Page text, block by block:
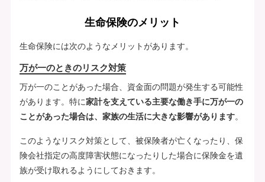
生命保険のメリット
生命保険には次のようなメリットがあります。
万が一のときのリスク対策
万が一のことがあった場合、資金面の問題が発生する可能性
があります。特に家計を支えている主要な働き手に万が一の
ことがあった場合は、家族の生活に大きな影響があります。
このようなリスク対策として、被保険者が亡くなったり、保
険会社指定の高度障害状態になったりした場合に保険金を遺
族が受け取れるようにしておきます。